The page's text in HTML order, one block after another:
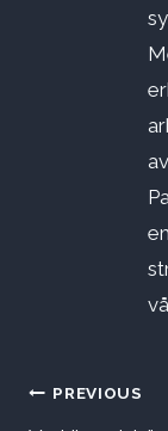
PREVIOUS